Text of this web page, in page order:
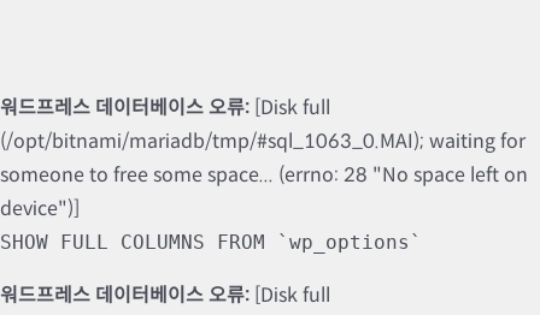
워드프레스 데이터베이스 오류: [Disk full
(/opt/bitnami/mariadb/tmp/#sql_1063_0.MAI); waiting for
someone to free some space... (errno: 28 "No space left on
device")]
SHOW FULL COLUMNS FROM `wp_options`
워드프레스 데이터베이스 오류: [Disk full